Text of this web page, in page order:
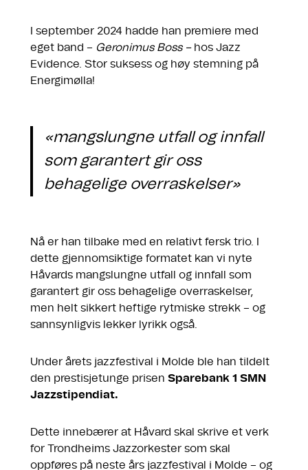
I september 2024 hadde han premiere med
eget band – Geronimus Boss – hos Jazz
Evidence. Stor suksess og høy stemning på
Energimølla!
«mangslungne utfall og innfall
som garantert gir oss
behagelige overraskelser»
Nå er han tilbake med en relativt fersk trio. I
dette gjennomsiktige formatet kan vi nyte
Håvards mangslungne utfall og innfall som
garantert gir oss behagelige overraskelser,
men helt sikkert heftige rytmiske strekk – og
sannsynligvis lekker lyrikk også.
Under årets jazzfestival i Molde ble han tildelt
den prestisjetunge prisen Sparebank 1 SMN
Jazzstipendiat.
Dette innebærer at Håvard skal skrive et verk
for Trondheims Jazzorkester som skal
oppføres på neste års jazzfestival i Molde – og